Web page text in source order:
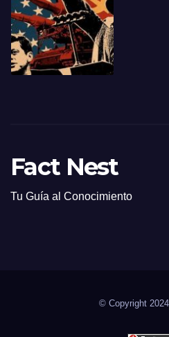
Fact Nest
Tu Guía al Conocimiento
© Copyright 2024